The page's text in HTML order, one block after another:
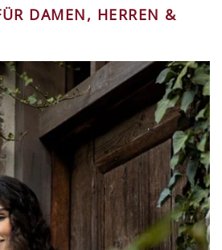
DAMEN, HERREN &